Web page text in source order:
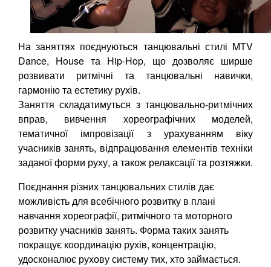
На заняттях поєднуються танцювальні стилі MTV
Dance, House та Hip-Hop, що дозволяє ширше
розвивати ритмічні та танцювальні навички,
гармонію та естетику рухів.
Заняття складатимуться з танцювально-ритмічних
вправ, вивчення хореографічних моделей,
тематичної імпровізації з урахуванням віку
учасників занять, відпрацювання елементів техніки
заданої форми руху, а також релаксації та розтяжки.
Поєднання різних танцювальних стилів дає
можливість для всебічного розвитку в плані
навчання хореографії, ритмічного та моторного
розвитку учасників занять. Форма таких занять
покращує координацію рухів, концентрацію,
удосконалює рухову систему тих, хто займається.